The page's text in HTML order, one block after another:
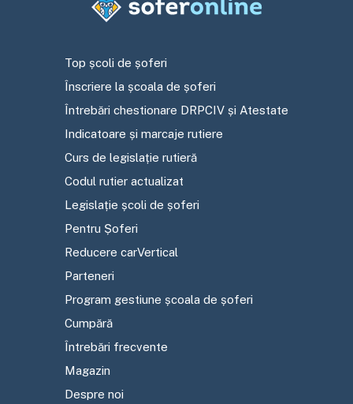
Top școli de șoferi
Înscriere la școala de șoferi
Întrebări chestionare DRPCIV și Atestate
Indicatoare și marcaje rutiere
Curs de legislație rutieră
Codul rutier actualizat
Legislație școli de șoferi
Pentru Șoferi
Reducere carVertical
Parteneri
Program gestiune școala de șoferi
Cumpără
Întrebări frecvente
Magazin
Despre noi